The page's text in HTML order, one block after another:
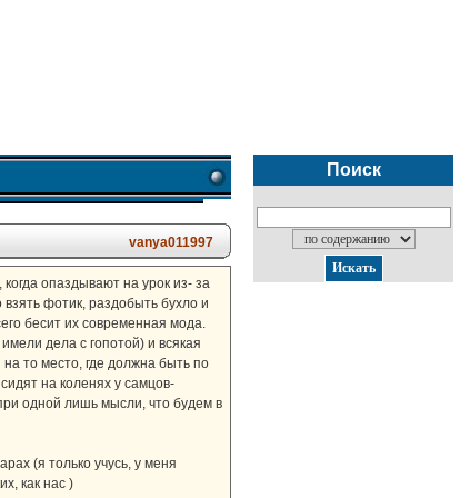
vanya011997
опаздывают на урок из- за
фотик, раздобыть бухло и
бесит их современная мода.
дела с гопотой) и всякая
то место, где должна быть по
на коленях у самцов-
одной лишь мысли, что будем в
(я только учусь, у меня
как нас )
Поиск